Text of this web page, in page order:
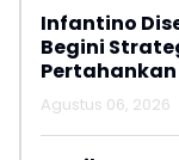
Infantino
Begini
Agustus 06, 2026